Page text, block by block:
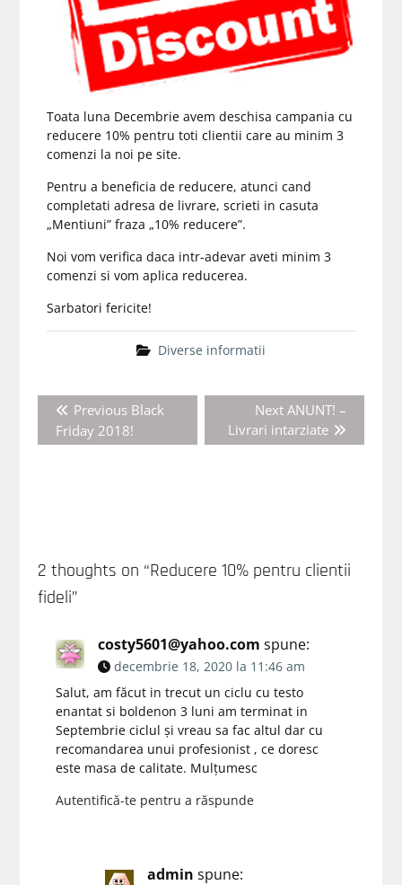
Toata luna Decembrie avem deschisa campania cu
reducere 10% pentru toti clientii care au minim 3
comenzi la noi pe site.
Pentru a beneficia de reducere, atunci cand
completati adresa de livrare, scrieti in casuta
„Mentiuni” fraza „10% reducere”.
Noi vom verifica daca intr-adevar aveti minim 3
comenzi si vom aplica reducerea.
Sarbatori fericite!
Diverse informatii
Navigare
articole
Previous Previous
post:
Black
Friday 2018!
Next Next
post:
ANUNT! –
Livrari intarziate
2 thoughts on “Reducere 10% pentru clientii
fideli”
costy5601@yahoo.com spune:
decembrie 18, 2020 la 11:46 am
Salut, am făcut in trecut un ciclu cu testo
enantat si boldenon 3 luni am terminat in
Septembrie ciclul și vreau sa fac altul dar cu
recomandarea unui profesionist , ce doresc
este masa de calitate. Mulțumesc
Autentifică-te pentru a răspunde
admin spune: